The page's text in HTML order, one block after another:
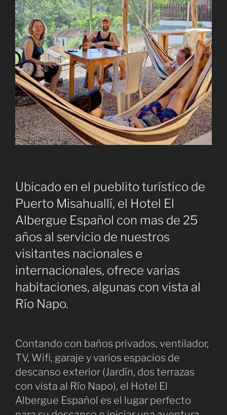
Ubicado en el pueblito turístico de
Puerto Misahuallí, el Hotel El
Albergue Español con mas de 25
años al servicio de nuestros
visitantes nacionales e
internacionales, ofrece varias
habitaciones, algunas con vista al
Río Napo.
Contando con baños privados, ventilador,
TV, Wifi, garaje y varios espacios de
descanso exterior (Jardín, dos terrazas
con vista al Río Napo), el Hotel El
Albergue Español es el lugar perfecto